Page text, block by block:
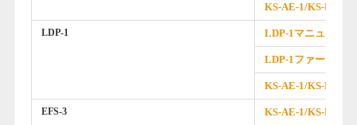
KS-AE-1/KS-EP-1/
LDP-1 LDP-1マニュアル
LDP-1ファームウ
KS-AE-1/KS-EP-1/
EFS-3 KS-AE-1/KS-EP-1/